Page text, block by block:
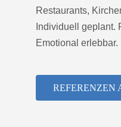
Restaurants,
Individuell geplant.
Emotional erlebbar.
REFERENZEN